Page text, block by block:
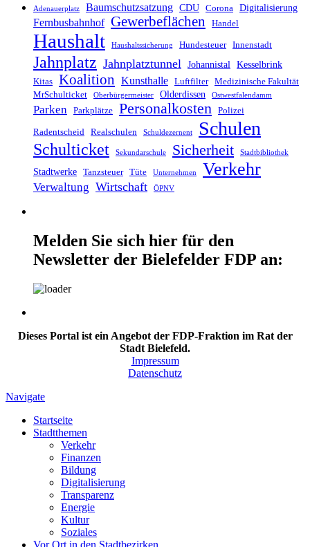
Adenauerplatz Baumschutzsatzung CDU Corona Digitalisierung
Fernbusbahnhof Gewerbeflächen Handel
Haushalt Haushaltssicherung Hundesteuer Innenstadt
Jahnplatz Jahnplatztunnel Johannistal Kesselbrink
Kitas Koalition Kunsthalle Luftfilter
Medizinische Fakultät
MrSchulticket
Oberbürgermeister Olderdissen Ostwestfalendamm
Parken Parkplätze Personalkosten Polizei
Radentscheid Realschulen Schuldezernent Schulen
Schulticket Sekundarschule Sicherheit Stadtbibliothek
Stadtwerke Tanzsteuer Tüte Unternehmen Verkehr
Verwaltung Wirtschaft ÖPNV
Melden Sie sich hier für den
Newsletter der Bielefelder FDP an:
Dieses Portal ist ein Angebot der FDP-Fraktion im Rat der
Stadt Bielefeld.
Impressum
Datenschutz
Navigate
Startseite
Stadtthemen
Verkehr
Finanzen
Bildung
Digitalisierung
Transparenz
Energie
Kultur
Soziales
Vor Ort in den Stadtbezirken